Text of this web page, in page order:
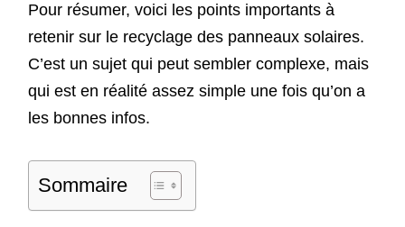
Pour résumer, voici les points importants à
retenir sur le recyclage des panneaux solaires.
C’est un sujet qui peut sembler complexe, mais
qui est en réalité assez simple une fois qu’on a
les bonnes infos.
Sommaire